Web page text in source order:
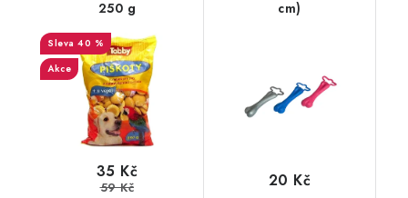
250 g
40 %
Akce
35 Kč
59 Kč
cm)
20 Kč